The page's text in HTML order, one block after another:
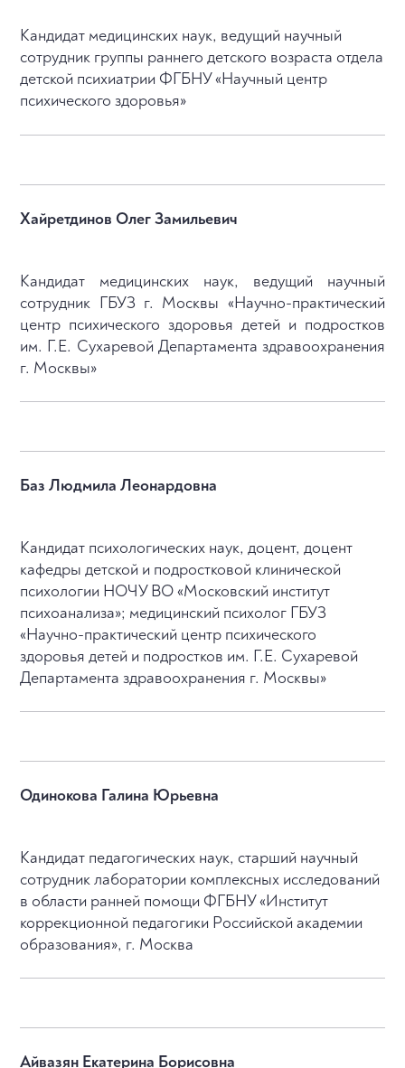
Кандидат медицинских наук, ведущий научный
сотрудник группы раннего детского возраста отдела
детской психиатрии ФГБНУ «Научный центр
психического здоровья»
Хайретдинов Олег Замильевич
Кандидат медицинских наук, ведущий научный
сотрудник ГБУЗ г. Москвы «Научно-практический
центр психического здоровья детей и подростков
им. Г.Е. Сухаревой Департамента здравоохранения
г. Москвы»
Баз Людмила Леонардовна
Кандидат психологических наук, доцент, доцент
кафедры детской и подростковой клинической
психологии НОЧУ ВО «Московский институт
психоанализа»; медицинский психолог ГБУЗ
«Научно-практический центр психического
здоровья детей и подростков им. Г.Е. Сухаревой
Департамента здравоохранения г. Москвы»
Одинокова Галина Юрьевна
Кандидат педагогических наук, старший научный
сотрудник лаборатории комплексных исследований
в области ранней помощи ФГБНУ «Институт
коррекционной педагогики Российской академии
образования», г. Москва
Айвазян Екатерина Борисовна